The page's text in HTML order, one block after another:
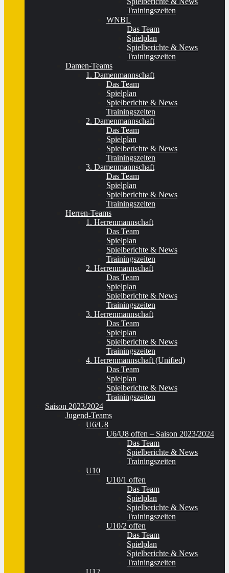
Trainingszeiten
WNBL
Das Team
Spielplan
Spielberichte & News
Trainingszeiten
Damen-Teams
1. Damenmannschaft
Das Team
Spielplan
Spielberichte & News
Trainingszeiten
2. Damenmannschaft
Das Team
Spielplan
Spielberichte & News
Trainingszeiten
3. Damenmannschaft
Das Team
Spielplan
Spielberichte & News
Trainingszeiten
Herren-Teams
1. Herrenmannschaft
Das Team
Spielplan
Spielberichte & News
Trainingszeiten
2. Herrenmannschaft
Das Team
Spielplan
Spielberichte & News
Trainingszeiten
3. Herrenmannschaft
Das Team
Spielplan
Spielberichte & News
Trainingszeiten
4. Herrenmannschaft (Unified)
Das Team
Spielplan
Spielberichte & News
Trainingszeiten
Saison 2023/2024
Jugend-Teams
U6/U8
U6/U8 offen – Saison 2023/2024
Das Team
Spielberichte & News
Trainingszeiten
U10
U10/1 offen
Das Team
Spielplan
Spielberichte & News
Trainingszeiten
U10/2 offen
Das Team
Spielplan
Spielberichte & News
Trainingszeiten